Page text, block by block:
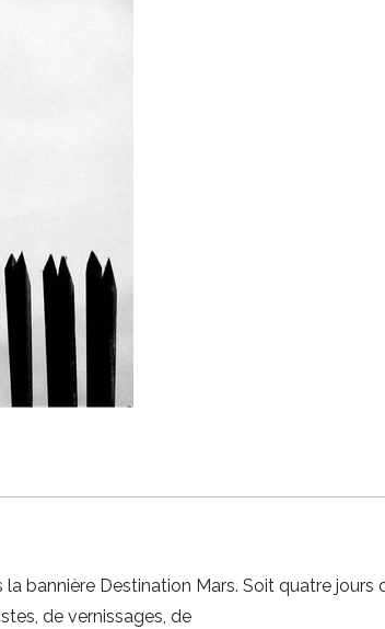
bannière Destination Mars. Soit quatre jours
de vernissages, de